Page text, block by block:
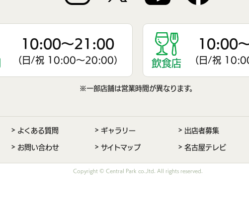
10:00〜21:00
（日/祝 10:00〜20:00） 飲食店
10:00
（日/祝
※一部店舗は営業時間が異なります。
よくある質問 ギャラリー 出店者募集
お問い合わせ サイトマップ 名古屋テレビ
Copyright ©︎ Central Park co.,ltd. All rights reserved.